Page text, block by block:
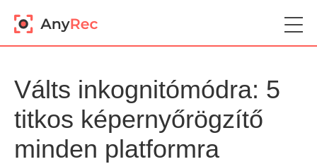
Válts inkognitómódra: 5
titkos képernyőrögzítő
minden platformra